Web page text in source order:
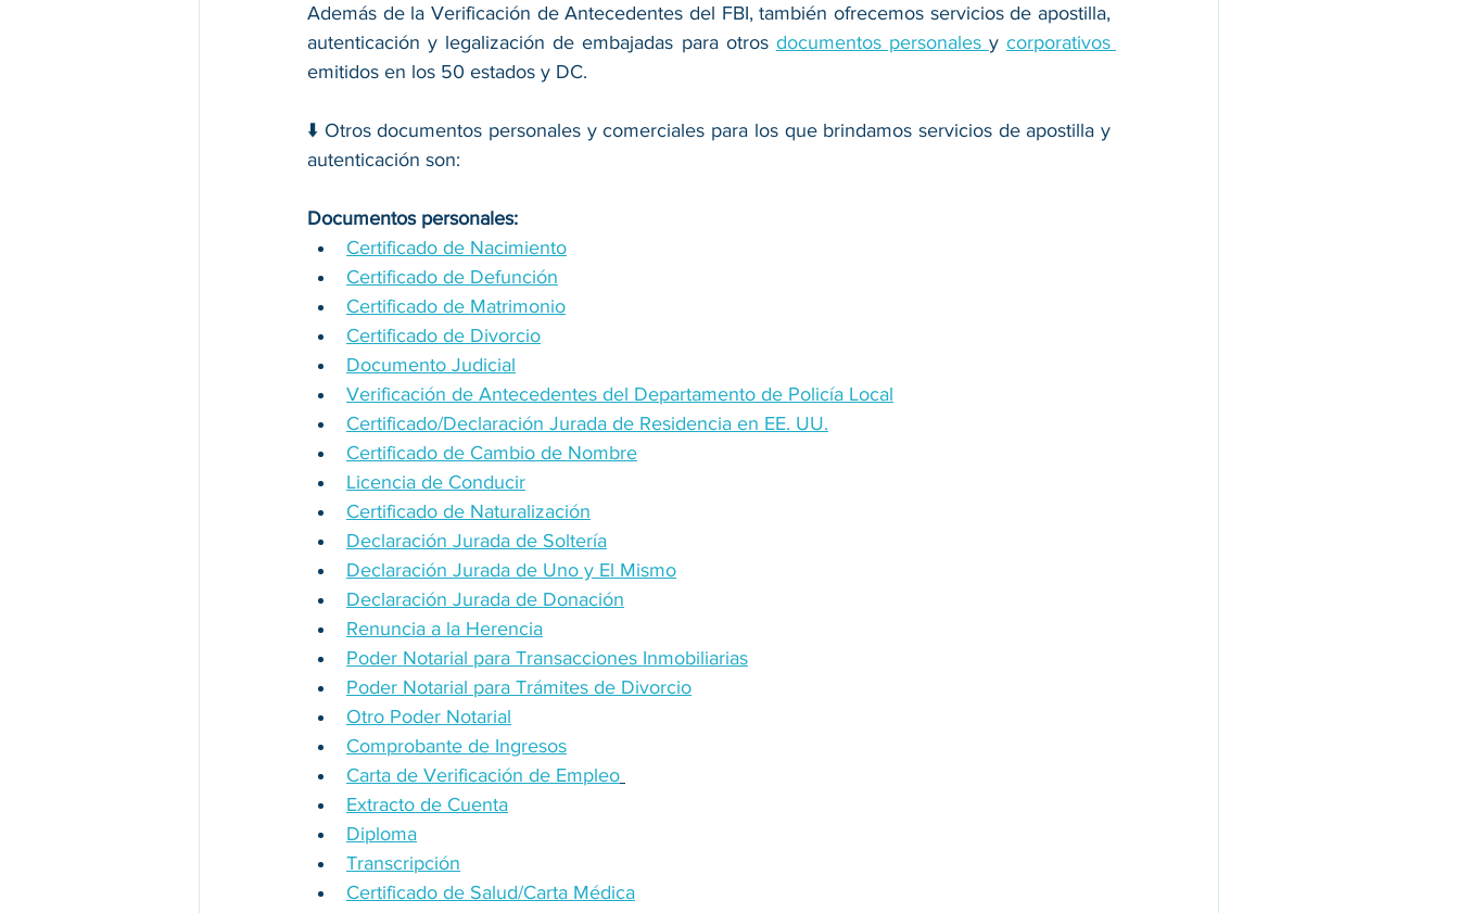
Además de la Verificación de Antecedentes del FBI, también ofrecemos servicios de apostilla,
autenticación y legalización de embajadas para otros documentos personales y
emitidos en los 50 estados y DC.
⬇️ Otros documentos personales y comerciales para los que brindamos servicios de apostilla y
autenticación son:
Documentos personales:
Certificado de Nacimiento
Certificado de Defunción
Certificado de Matrimonio
Certificado de Divorcio
Documento Judicial
Verificación de Antecedentes del Departamento de Policía Local
Certificado/Declaración Jurada de Residencia en EE. UU.
Certificado de Cambio de Nombre
Licencia de Conducir
Certificado de Naturalización
Declaración Jurada de Soltería
Declaración Jurada de Uno y El Mismo
Declaración Jurada de Donación
Renuncia a la Herencia
Poder Notarial para Transacciones Inmobiliarias
Poder Notarial para Trámites de Divorcio
Otro Poder Notarial
Comprobante de Ingresos
Carta de Verificación de Empleo
Extracto de Cuenta
Diploma
Transcripción
Certificado de Salud/Carta Médica